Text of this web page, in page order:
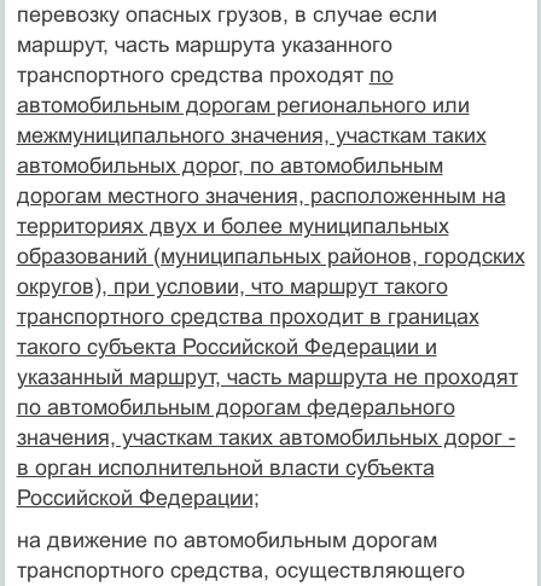
перевозку опасных грузов, в случае если
маршрут, часть маршрута указанного
транспортного средства проходят по
автомобильным дорогам регионального или
межмуниципального значения, участкам таких
автомобильных дорог, по автомобильным
дорогам местного значения, расположенным на
территориях двух и более муниципальных
образований (муниципальных районов, городских
округов), при условии, что маршрут такого
транспортного средства проходит в границах
такого субъекта Российской Федерации и
указанный маршрут, часть маршрута не проходят
по автомобильным дорогам федерального
значения, участкам таких автомобильных дорог -
в орган исполнительной власти субъекта
Российской Федерации;
на движение по автомобильным дорогам
транспортного средства, осуществляющего